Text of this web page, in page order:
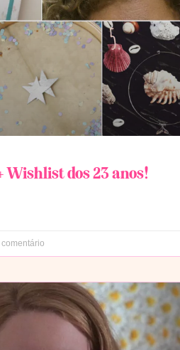
Wishlist dos 23 anos!